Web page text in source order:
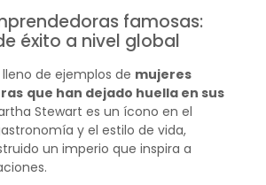
famosas:
éxito a nivel global
de ejemplos de mujeres
que han dejado huella en sus
Stewart es un ícono en el
y el estilo de vida,
un imperio que inspira a